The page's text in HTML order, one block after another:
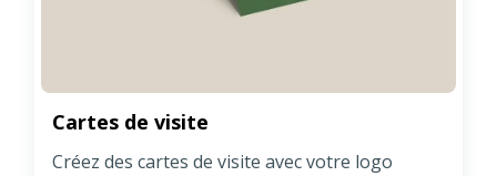
Cartes de visite
Créez des cartes de visite avec votre logo